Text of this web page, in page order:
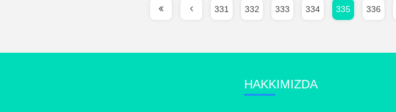
331 332 333 334 335 336
HAKKIMIZDA